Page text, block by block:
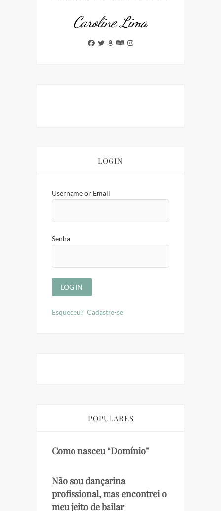
Caroline Lima
LOGIN
Username or Email
Senha
Esqueceu? Cadastre-se
POPULARES
Como nasceu “Domínio”
Não sou dançarina
profissional, mas encontrei o
meu jeito de bailar